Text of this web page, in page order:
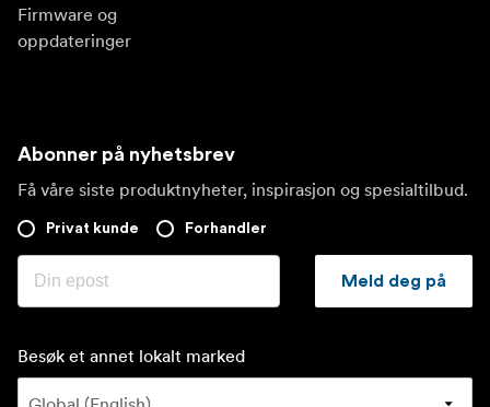
Firmware og
oppdateringer
Abonner på nyhetsbrev
Få våre siste produktnyheter, inspirasjon og spesialtilbud.
Privat kunde Forhandler
Meld deg på
Besøk et annet lokalt marked